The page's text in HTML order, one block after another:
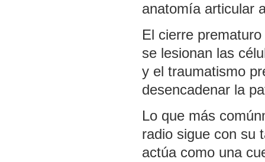
anatomía articular
El cierre
se lesionan las
y el traumatismo
desencadenar la
Lo que más
radio sigue con su
actúa como una